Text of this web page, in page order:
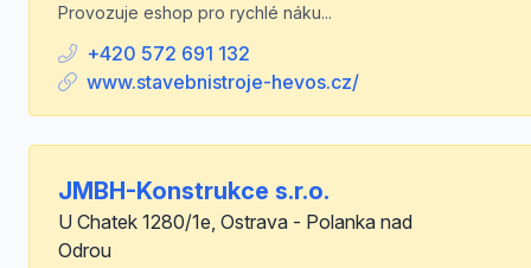
Provozuje eshop pro rychlé náku...
+420 572 691 132
www.stavebnistroje-hevos.cz/
JMBH-Konstrukce s.r.o.
U Chatek 1280/1e, Ostrava - Polanka nad
Odrou